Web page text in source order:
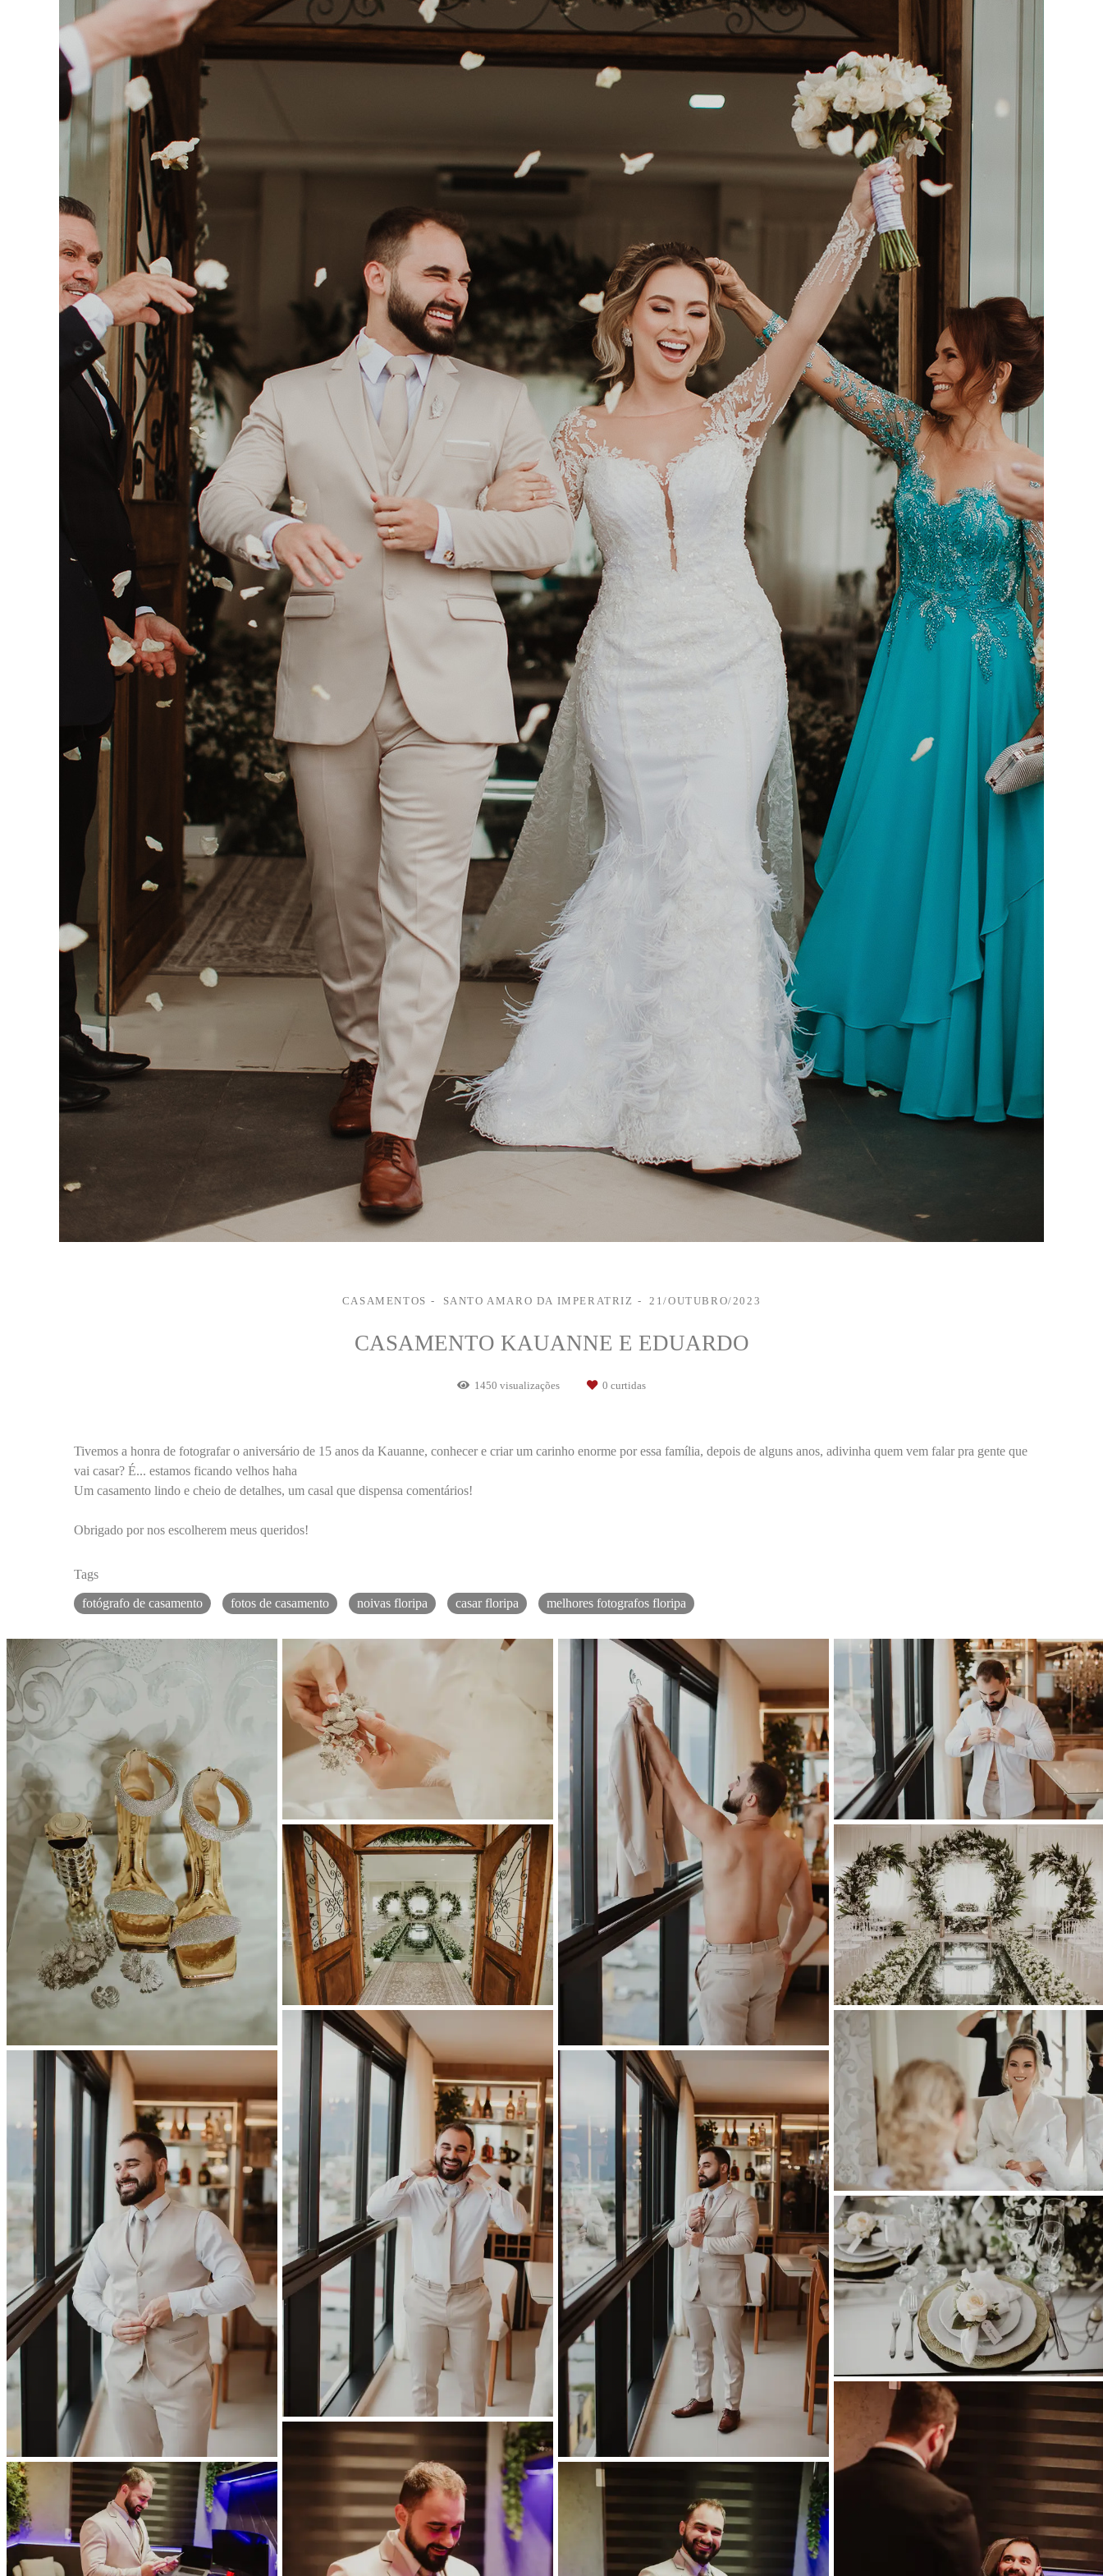
CASAMENTOS SANTO AMARO DA IMPERATRIZ 21/OUTUBRO/2023
CASAMENTO KAUANNE E EDUARDO
1450 visualizações 0 curtidas
Tivemos a honra de fotografar o aniversário de 15 anos da Kauanne, conhecer e criar um carinho enorme por essa família, depois de alguns anos, adivinha quem vem falar pra gente que
vai casar? É... estamos ficando velhos haha
Um casamento lindo e cheio de detalhes, um casal que dispensa comentários!
Obrigado por nos escolherem meus queridos!
Tags
fotógrafo de casamento fotos de casamento noivas floripa casar floripa melhores fotografos floripa